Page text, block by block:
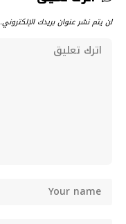
لن يتم نشر عنوان بريدك الإلكتروني.